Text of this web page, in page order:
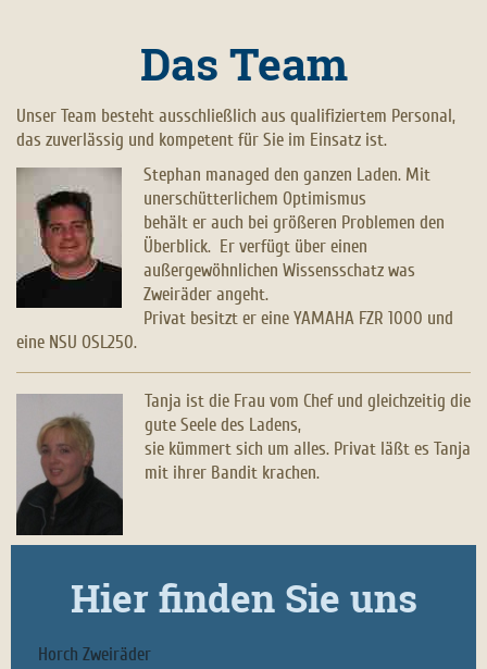
Das Team
Unser Team besteht ausschließlich aus qualifiziertem Personal,
das zuverlässig und kompetent für Sie im Einsatz ist.
Stephan managed den ganzen Laden. Mit
unerschütterlichem Optimismus
behält er auch bei größeren Problemen den
Überblick. Er verfügt über einen
außergewöhnlichen Wissensschatz was
Zweiräder angeht.
Privat besitzt er eine YAMAHA FZR 1000 und
eine NSU OSL250.
Tanja ist die Frau vom Chef und gleichzeitig die
gute Seele des Ladens,
sie kümmert sich um alles. Privat läßt es Tanja
mit ihrer Bandit krachen.
Hier finden Sie uns
Horch Zweiräder